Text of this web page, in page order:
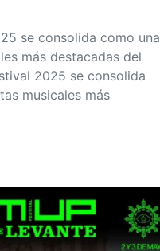
se consolida como una
más destacadas del
2025 se consolida
musicales más